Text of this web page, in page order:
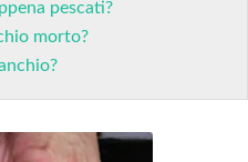
pescati?
morto?